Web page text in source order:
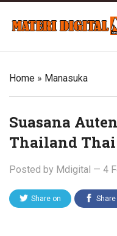
Home » Manasuka
Suasana
Thailand
Posted by Mdigital — 4
Share on Share